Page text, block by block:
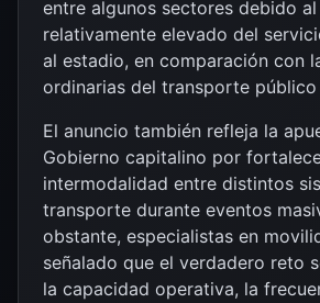
entre algunos sectores debido
relativamente elevado del
al estadio, en comparación con
ordinarias del transporte
El anuncio también refleja la
Gobierno capitalino por
intermodalidad entre distintos
transporte durante eventos
obstante, especialistas en
señalado que el verdadero reto
la capacidad operativa, la